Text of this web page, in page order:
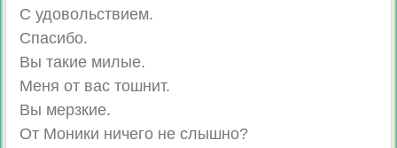
С удовольствием.
Спасибо.
Вы такие милые.
Меня от вас тошнит.
Вы мерзкие.
От Моники ничего не слышно?